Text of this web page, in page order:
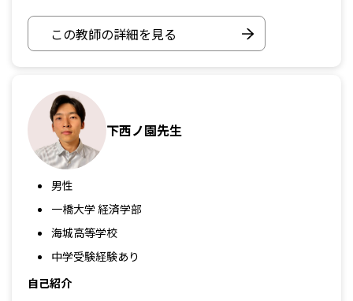
この教師の詳細を見る
下西ノ園先生
男性
一橋大学 経済学部
海城高等学校
中学受験経験あり
自己紹介